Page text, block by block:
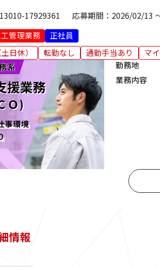
13010-17929361 応募期間： 2026/02/13
管理業務
正社員
日休）
転勤なし 通勤手当あり マ
勤務地
業務内容
情報